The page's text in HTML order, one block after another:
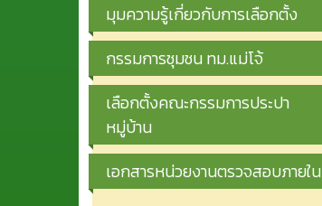
มุมความรู้เกี่ยวกับการเลือกตั้ง
กรรมการชุมชน ทม.แม่โจ้
เลือกตั้งคณะกรรมการประปา
หมู่บ้าน
เอกสารหน่วยงานตรวจสอบภายใน